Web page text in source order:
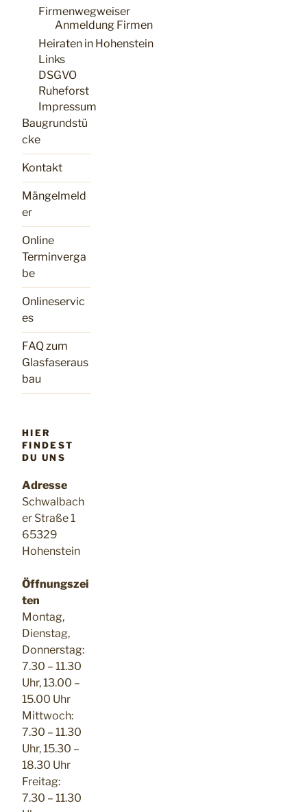
Firmenwegweiser
Anmeldung Firmen
Heiraten in Hohenstein
Links
DSGVO
Ruheforst
Impressum
Baugrundstü
cke
Kontakt
Mängelmeld
er
Online
Terminverga
be
Onlineservic
es
FAQ zum
Glasfaseraus
bau
HIER
FINDEST
DU UNS
Adresse
Schwalbach
er Straße 1
65329
Hohenstein
Öffnungszei
ten
Montag,
Dienstag,
Donnerstag:
7.30 – 11.30
Uhr, 13.00 –
15.00 Uhr
Mittwoch:
7.30 – 11.30
Uhr, 15.30 –
18.30 Uhr
Freitag:
7.30 – 11.30